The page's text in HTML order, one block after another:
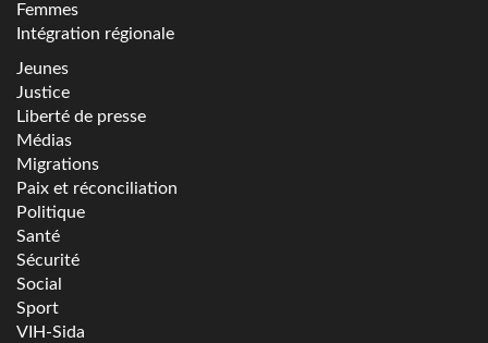
Femmes
Intégration régionale
Jeunes
Justice
Liberté de presse
Médias
Migrations
Paix et réconciliation
Politique
Santé
Sécurité
Social
Sport
VIH-Sida